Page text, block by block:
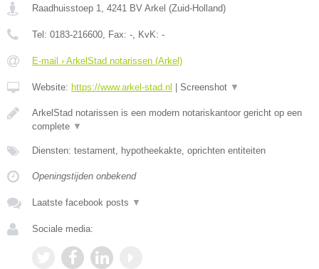
Raadhuisstoep 1, 4241 BV Arkel (Zuid-Holland)
Tel: 0183-216600, Fax: -, KvK: -
E-mail › ArkelStad notarissen (Arkel)
Website: https://www.arkel-stad.nl Screenshot ▼
ArkelStad notarissen is een modern notariskantoor gericht op een
complete ▼
Diensten: testament, hypotheekakte, oprichten entiteiten
Openingstijden onbekend
Laatste facebook posts ▼
Sociale media: